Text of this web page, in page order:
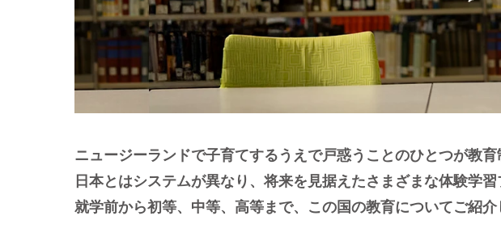
ニュージーランドで子育てするうえで戸惑うことのひとつが教育
日本とはシステムが異なり、将来を見据えたさまざまな体験学習
就学前から初等、中等、高等まで、この国の教育についてご紹介